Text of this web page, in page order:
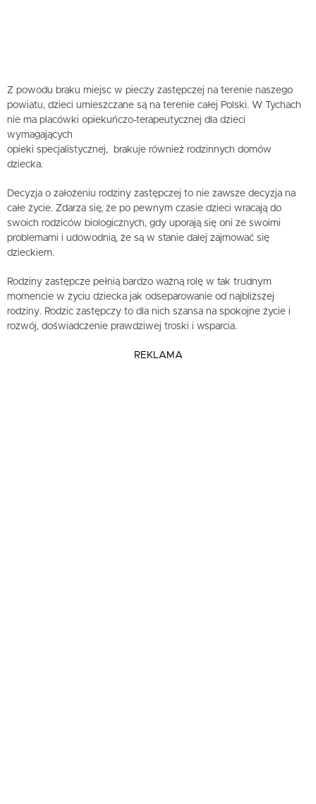
Z powodu braku miejsc w pieczy zastępczej na terenie naszego
powiatu, dzieci umieszczane są na terenie całej Polski. W Tychach
nie ma placówki opiekuńczo-terapeutycznej dla dzieci
wymagających
opieki specjalistycznej, brakuje również rodzinnych domów
dziecka.
Decyzja o założeniu rodziny zastępczej to nie zawsze decyzja na
całe życie. Zdarza się, że po pewnym czasie dzieci wracają do
swoich rodziców biologicznych, gdy uporają się oni ze swoimi
problemami i udowodnią, że są w stanie dalej zajmować się
dzieckiem.
Rodziny zastępcze pełnią bardzo ważną rolę w tak trudnym
momencie w życiu dziecka jak odseparowanie od najbliższej
rodziny. Rodzic zastępczy to dla nich szansa na spokojne życie i
rozwój, doświadczenie prawdziwej troski i wsparcia.
REKLAMA